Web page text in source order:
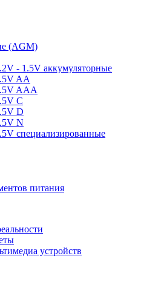
(AGM)
- 1.5V аккумуляторные
AA
AAA
C
D
N
специализированные
питания
устройств